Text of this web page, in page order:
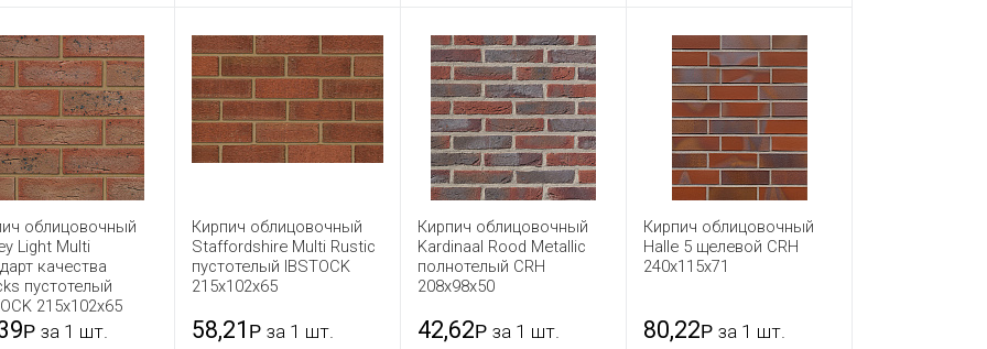
облицовочный
Light Multi
качества
пустотелый
215x102x65
Р за 1 шт.
Кирпич облицовочный
Staffordshire Multi Rustic
пустотелый IBSTOCK
215x102x65
58,21 Р за 1 шт.
Кирпич облицовочный
Kardinaal Rood Metallic
полнотелый CRH
208x98x50
42,62Р за 1 шт.
Кирпич облицовочный
Halle 5 щелевой CRH
240х115х71
80,22Р за 1 шт.